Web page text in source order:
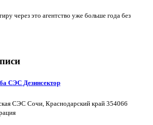
через это агентство уже больше года без
СЭС Дезинсектор
СЭС Сочи, Краснодарский край 354066